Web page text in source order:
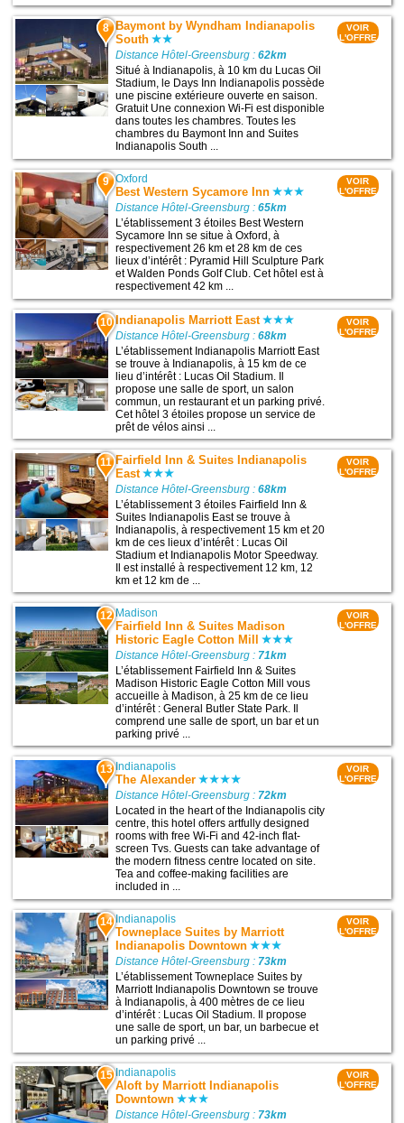
8 Baymont by Wyndham Indianapolis
South
Distance Hôtel-Greensburg :62km
Situé à Indianapolis, à 10 km du Lucas Oil
Stadium, le Days Inn Indianapolis possède
une piscine extérieure ouverte en saison.
Gratuit Une connexion Wi-Fi est disponible
dans toutes les chambres. Toutes les
chambres du Baymont Inn and Suites
Indianapolis South ...
VOIR
L'OFFRE
9 Oxford
Best Western Sycamore Inn
Distance Hôtel-Greensburg :65km
L’établissement 3 étoiles Best Western
Sycamore Inn se situe à Oxford, à
respectivement 26 km et 28 km de ces
lieux d’intérêt : Pyramid Hill Sculpture Park
et Walden Ponds Golf Club. Cet hôtel est à
respectivement 42 km ...
VOIR
L'OFFRE
10 Indianapolis Marriott East
Distance Hôtel-Greensburg :68km
L’établissement Indianapolis Marriott East
se trouve à Indianapolis, à 15 km de ce
lieu d’intérêt : Lucas Oil Stadium. Il
propose une salle de sport, un salon
commun, un restaurant et un parking privé.
Cet hôtel 3 étoiles propose un service de
prêt de vélos ainsi ...
VOIR
L'OFFRE
11 Fairfield Inn & Suites Indianapolis
East
Distance Hôtel-Greensburg :68km
L’établissement 3 étoiles Fairfield Inn &
Suites Indianapolis East se trouve à
Indianapolis, à respectivement 15 km et 20
km de ces lieux d’intérêt : Lucas Oil
Stadium et Indianapolis Motor Speedway.
Il est installé à respectivement 12 km, 12
km et 12 km de ...
VOIR
L'OFFRE
12 Madison
Fairfield Inn & Suites Madison
Historic Eagle Cotton Mill
Distance Hôtel-Greensburg : 71km
L’établissement Fairfield Inn & Suites
Madison Historic Eagle Cotton Mill vous
accueille à Madison, à 25 km de ce lieu
d’intérêt : General Butler State Park. Il
comprend une salle de sport, un bar et un
parking privé ...
VOIR
L'OFFRE
13 Indianapolis
The Alexander
Distance Hôtel-Greensburg : 72km
Located in the heart of the Indianapolis city
centre, this hotel offers artfully designed
rooms with free Wi-Fi and 42-inch flat-
screen Tvs. Guests can take advantage of
the modern fitness centre located on site.
Tea and coffee-making facilities are
included in ...
VOIR
L'OFFRE
14 Indianapolis
Towneplace Suites by Marriott
Indianapolis Downtown
Distance Hôtel-Greensburg : 73km
L’établissement Towneplace Suites by
Marriott Indianapolis Downtown se trouve
à Indianapolis, à 400 mètres de ce lieu
d’intérêt : Lucas Oil Stadium. Il propose
une salle de sport, un bar, un barbecue et
un parking privé ...
VOIR
L'OFFRE
15 Indianapolis
Aloft by Marriott Indianapolis
Downtown
Distance Hôtel-Greensburg : 73km
VOIR
L'OFFRE